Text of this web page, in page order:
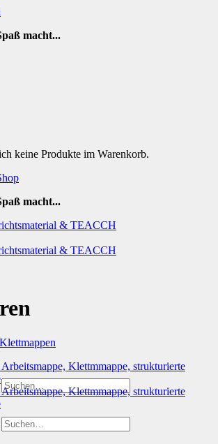
macht...
keine Produkte im Warenkorb.
macht...
Klettmappen